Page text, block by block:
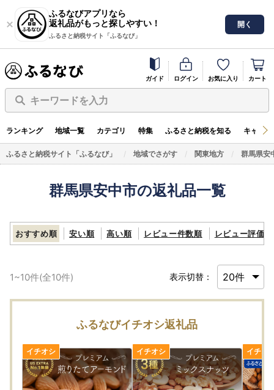
ふるなびアプリなら
返礼品がもっと探しやすい！
ふるさと納税サイト「ふるなび」
開く
ガイド ログイン お気に入り カート
キーワードを入力
ランキング 地域一覧 カテゴリ 特集 ふるさと納税を知る キャン
ふるさと納税サイト「ふるなび」 地域でさがす 関東地方 群馬県安
群馬県安中市の返礼品一覧
おすすめ順 安い順 高い順 レビュー件数順 レビュー評価順
1~10件(全10件) 表示切替：
ふるなびイチオシ返礼品